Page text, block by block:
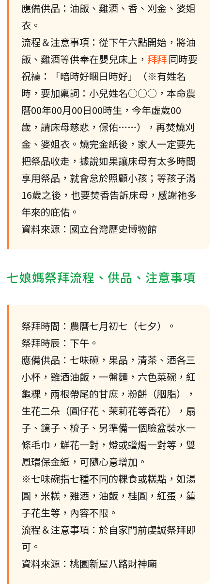
應備供品：油飯、雞酒、香、刈金、婆姐
衣。
流程＆注意事項：從下午六點開始，將油
飯、雞酒等供奉在嬰兒床上， 拜拜同時要
祝禱：「暗時好睏日時好」（※有姓名
時，要加稟詞：小兒姓名○○○，本命農
曆00年00月00日00時生，今年虛歲00
歲，請床母慈悲，保佑……），再焚燒刈
金、婆姐衣。燒完金紙後，家人一定要先
把祭品收走，據說如果讓床母有太多時間
享用祭品，就會怠於照顧小孩；等孩子滿
16歲之後，也要焚香告訴床母，感謝祂多
年來的庇佑。
資料來源：國立台灣歷史博物館
七娘媽祭拜流程、供品、注意事項
祭拜時間：農曆七月初七（七夕）。
祭拜時辰：下午。
應備供品：七味碗，果品，清茶、酒各三
小杯，雞酒油飯，一盤麵，六色菜碗，紅
龜粿，兩根帶尾的甘庶，粉餅（胭脂），
生花二朵（圓仔花、茉莉花等香花），扇
子、鏡子、梳子、另準備一個臉盆裝水一
條毛巾，鮮花一對，燈或蠟燭一對等，雙
鳳環保金紙，可隨心意增加。
※七味碗指七種不同的粿食或糕點，如湯
圓，米糕，雞酒，油飯，桂圓，紅蛋，蓮
子花生等，內容不限。
流程＆注意事項：於自家門前虔誠祭拜即
可。
資料來源：桃園新屋八路財神廟